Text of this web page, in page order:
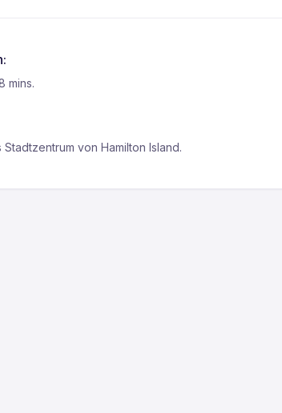
mins.
von Hamilton Island.